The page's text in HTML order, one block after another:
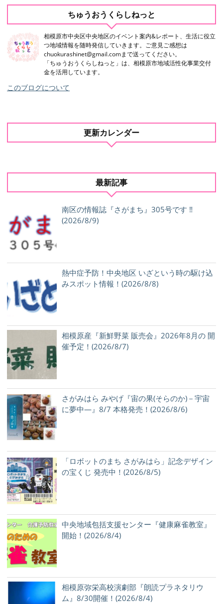
ちゅうおうくらしねっと
相模原市中央区中央地区のイベント案内&レポート、生活に役立
つ地域情報を随時発信していきます。ご意見ご感想は
chuokurashinet@gmail.comまで送ってください。
「ちゅうおうくらしねっと」は、相模原市地域活性化事業交付
金を活用しています。
このブログについて
更新カレンダー
最新記事
南区の情報誌『さがまち』305号です ‼
(2026/8/9)
熱中症予防！中央地区 いざという時の駆け込
みスポット情報！(2026/8/8)
相模原産『新鮮野菜 販売会』2026年8月の 開
催予定！(2026/8/7)
さがみはら みやげ『宙の果(そらのか)－宇宙
に夢中―』8/7 本格発売！(2026/8/6)
「ロボットのまち さがみはら」記念デザイン
の宝くじ 発売中！(2026/8/5)
中央地域包括支援センター『健康麻雀教室』
開始！(2026/8/4)
相模原弥栄高校演劇部『朗読プラネタリウ
ム』8/30開催！(2026/8/4)